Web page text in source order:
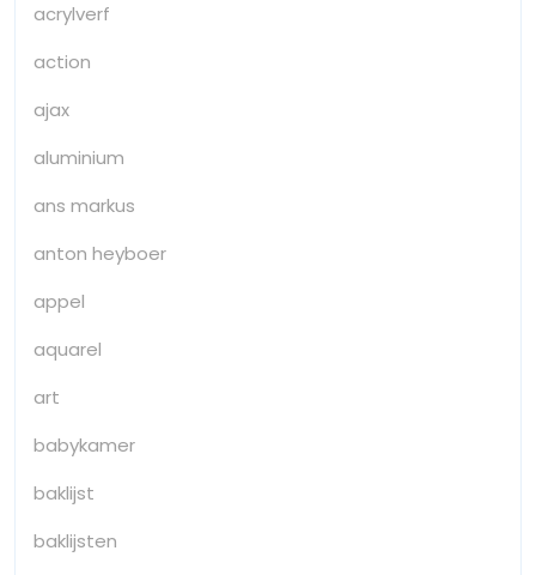
acrylverf
action
ajax
aluminium
ans markus
anton heyboer
appel
aquarel
art
babykamer
baklijst
baklijsten